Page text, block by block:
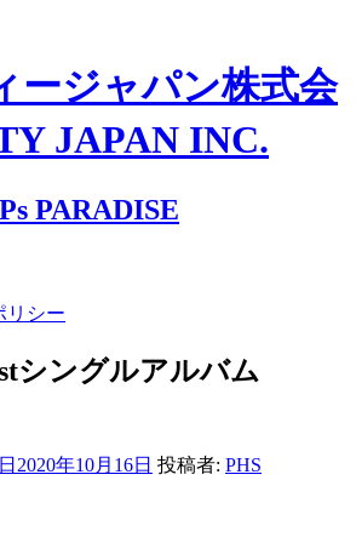
ージャパン株式会
JAPAN INC.
PARADISE
リシー
シングルアルバム
2020年10月16日 投稿者: PHS